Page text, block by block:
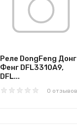
Реле DongFeng Донг
Фенг DFL3310A9,
DFL...
0 отзывов